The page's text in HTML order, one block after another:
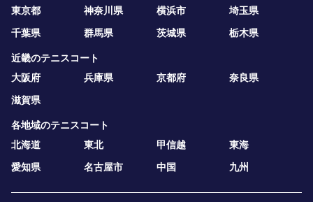
東京都
神奈川県 横浜市
埼玉県
千葉県
群馬県 茨城県 栃木県
近畿のテニスコート
大阪府
兵庫県 京都府
奈良県
滋賀県
各地域のテニスコート
北海道
東北 甲信越
東海
愛知県
名古屋市 中国 九州